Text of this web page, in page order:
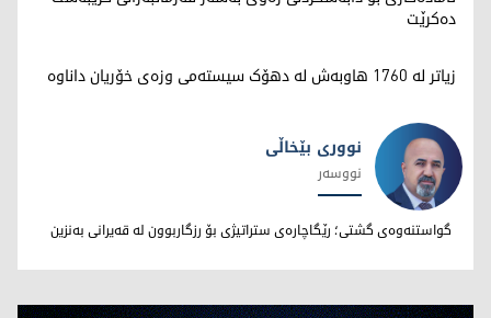
دەکرێت
زیاتر لە 1760 هاوبەش لە دهۆک سیستەمی وزەی خۆریان داناوە
نووری بێخاڵی
نووری بێخاڵی
نووسەر
گواستنەوەی گشتی؛ رێگاچارەی ستراتیژی بۆ رزگاربوون لە قەیرانی بەنزین